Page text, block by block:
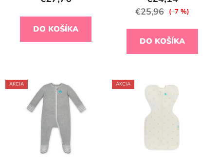
DO KOŠÍKA
€25,96 (–7 %)
DO KOŠÍKA
AKCIA AKCIA